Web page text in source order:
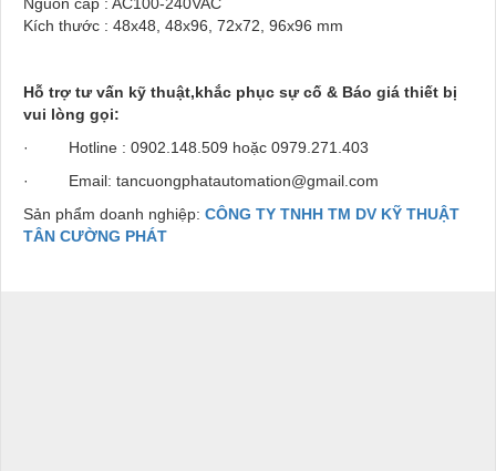
Kích thước : 48x48, 48x96, 72x72, 96x96 mm
Hỗ trợ tư vấn kỹ thuật,khắc phục sự cố & Báo giá thiết bị
vui lòng gọi:
· Hotline : 0902.148.509 hoặc 0979.271.403
· Email: tancuongphatautomation@gmail.com
Sản phẩm doanh nghiệp: CÔNG TY TNHH TM DV KỸ THUẬT
TÂN CƯỜNG PHÁT